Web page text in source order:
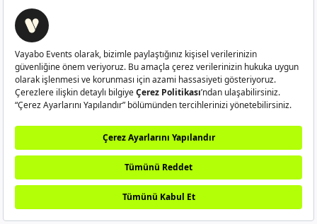
Creatorlerı güçlendiren platform
info@vayabo.com
+90 532 429 37 05
HakkımızdaNasıl Çalışır?Sıkça Sorulan SorularCreator
Kullanım KoşullarıGizlilik PolitikasıKullanıcı Aydınlatma
Metni
Veri Sahibi Başvuru Formu
©2026Vayabo. Tüm hakları saklıdır.